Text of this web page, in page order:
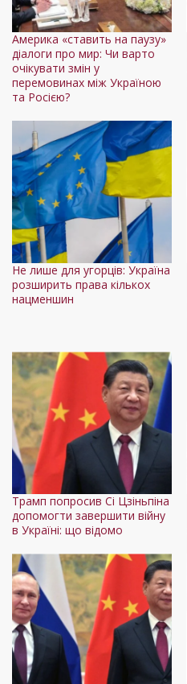
Америка «ставить на паузу»
діалоги про мир: Чи варто
очікувати змін у
перемовинах між Україною
та Росією?
Не лише для угорців: Україна
розширить права кількох
нацменшин
Трамп попросив Сі Цзіньпіна
допомогти завершити війну
в Україні: що відомо